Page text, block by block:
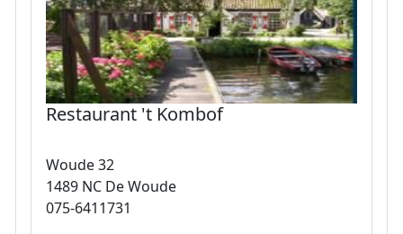
Restaurant 't Kombof
Woude 32
1489 NC De Woude
075-6411731